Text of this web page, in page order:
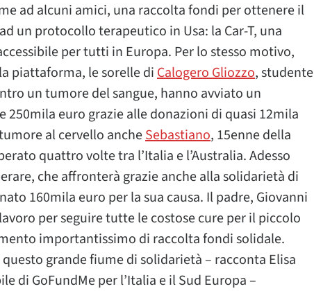
ad alcuni amici, una raccolta fondi per ottenere il
un protocollo terapeutico in Usa: la Car-T, una
per tutti in Europa. Per lo stesso motivo,
piattaforma, le sorelle diCalogero Gliozzo, studente
un tumore del sangue, hanno avviato un
euro grazie alle donazioni di quasi 12mila
al cervello ancheSebastiano, 15enne della
quattro volte tra l’Italia e l’Australia. Adesso
che affronterà grazie anche alla solidarietà di
160mila euro per la sua causa. Il padre, Giovanni
per seguire tutte le costose cure per il piccolo
importantissimo di raccolta fondi solidale.
grande fiume di solidarietà – racconta Elisa
di GoFundMe per l’Italia e il Sud Europa –